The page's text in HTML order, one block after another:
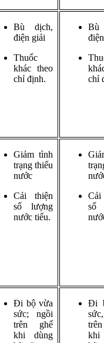
Bù dịch,
điện giải
Thuốc
khác theo
chỉ định.
chỉ
Giảm tình
trạng thiếu
nước
Cải thiện
số lượng
nước tiểu.
số
Đi bộ vừa
sức; ngồi
trên ghế
khi dùng
Đi